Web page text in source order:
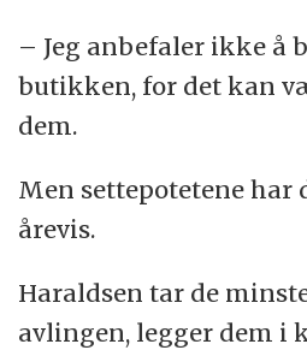
– Jeg anbefaler ikke å
butikken, for det kan
dem.
Men settepotetene
årevis.
Haraldsen tar de
avlingen, legger dem i